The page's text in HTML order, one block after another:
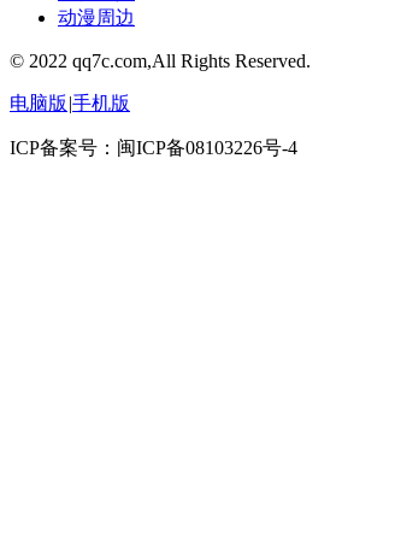
动漫周边
© 2022 qq7c.com,All Rights Reserved.
电脑版 |手机版
ICP备案号：闽ICP备08103226号-4